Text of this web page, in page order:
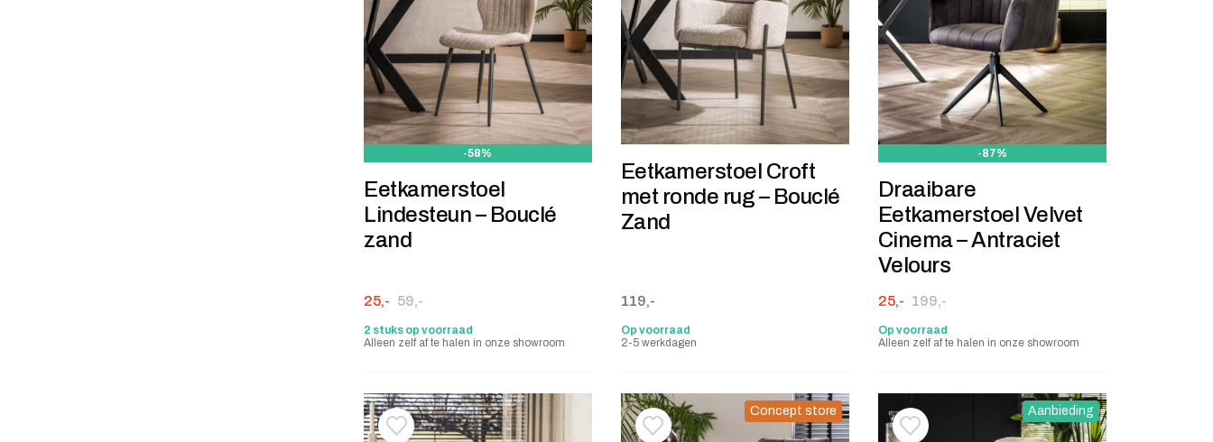
-58%
Eetkamerstoel
Lindesteun – Bouclé
zand
59,-
Oorspronkelijke prijs was: 59,-.
25,-
Huidige prijs is: 25,-.
2 stuks op voorraad
Alleen zelf af te halen in onze showroom
Eetkamerstoel Croft
met ronde rug – Bouclé
Zand
119,-
Op voorraad
2-5 werkdagen
-87%
Draaibare
Eetkamerstoel Velvet
Cinema – Antraciet
Velours
199,-
Oorspronkelijke prijs was: 199,-.
25,-
Huidige prijs is: 25,-.
Op voorraad
Alleen zelf af te halen in onze showroom
Toevoegen aan verlanglijstje
Verwijderen van verlanglijst
Concept store
Toevoegen aan verlanglijstje
Verwijderen van verlanglijst
Aanbieding
Toevoegen aan verlanglijstje
Verwijderen van verlanglijst